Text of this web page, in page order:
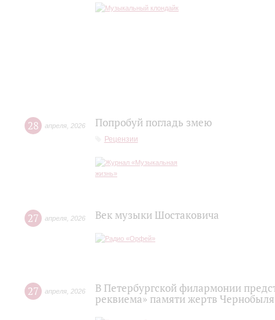
28 апреля 2026 Попробуй погладь змею
Рецензии
27 апреля 2026 Век музыки Шостаковича
27 апреля 2026
В Петербургской филармонии
реквиема» памяти жертв Чернобыля